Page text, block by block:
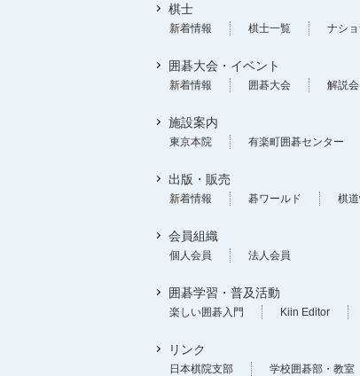
棋士
新着情報 棋士一覧 ナシ
囲碁大会・イベント
新着情報 囲碁大会 解説
施設案内
東京本院 有楽町囲碁センター
出版・販売
新着情報 碁ワールド 棋
会員組織
個人会員 法人会員
囲碁学習・普及活動
楽しい囲碁入門 Kiin Editor
リンク
日本棋院支部 学校囲碁部・教室